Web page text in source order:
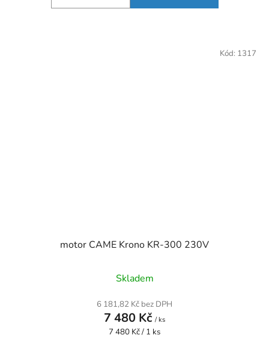
motor CAME Krono KR-300 230V
Skladem
6 181,82 Kč bez DPH
7 480 Kč / ks
Měrná
7 480 Kč / 1 ks
Kód: 1317